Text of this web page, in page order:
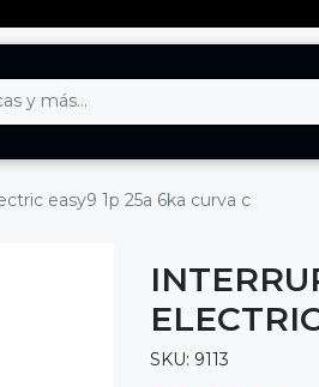
easy9 1p 25a 6ka curva c
SKU: 9113